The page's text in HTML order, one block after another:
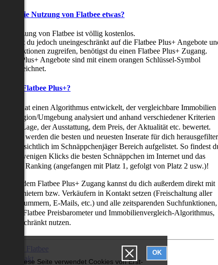
Diese Seite verwendet Cookies von Erst-
OK
die Nutzung von Flatbee etwas?
Nutzung von Flatbee ist völlig kostenlos.
du jedoch uneingeschränkt auf die Flatbee Plus+ Angebote
zugreifen, benötigst du einen Flatbee Plus+ Zugang.
Plus+ Angebote sind mit einem orangen Schlüssel-Symbol
ist Flatbee Plus+?
hat einen Algorithmus entwickelt, der vergleichbare Immobilien
Region/Umgebung analysiert und anhand verschiedener Kriterien
der Lage, der Ausstattung, dem Preis, der Aktualität etc. bewertet.
werden die besten und neuesten Inserate für dich
übersichtlich im Schnäppchenjäger Bereich aufgelistet. So findest
nur wenigen Klicks die besten Schnäppchen im Internet und das
als Ranking (angefangen mit Platz 1, gefolgt von Platz 2 usw.)!
mit dem Flatbee Plus+ Zugang kannst du dich außerdem direkt mit
Vermietern bzw. Verkäufern in Kontakt setzen (Freischaltung aller
E-Mails, etc.) und alle zeitsparenden Suchfunktionen,
den Flatbee Preisbarometer und Immobilienvergleich-Algorithmus,
nutzen.
Über Flatbee
Kontakt